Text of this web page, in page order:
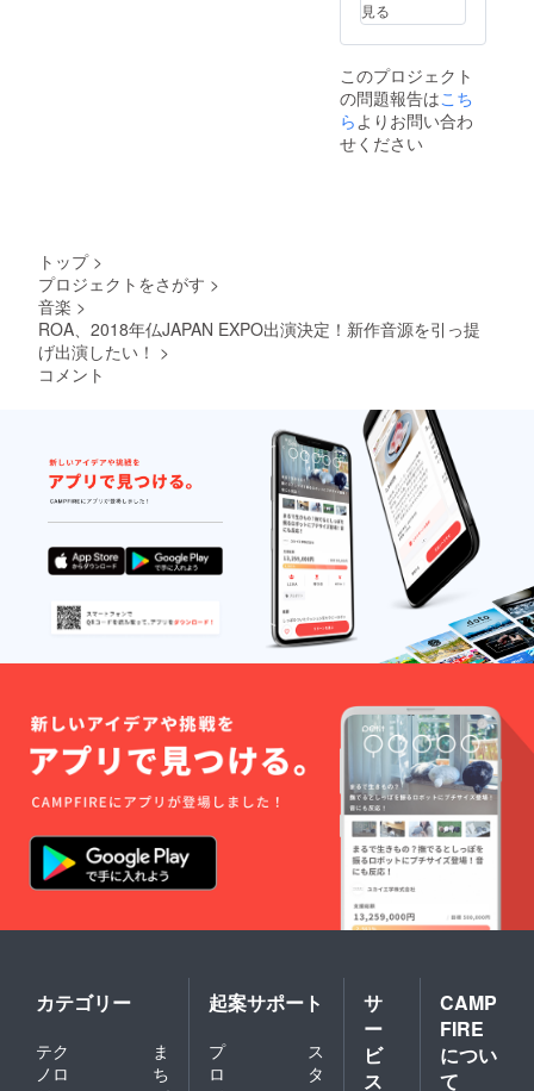
見る
このプロジェクト
の問題報告はこち
ら よりお問い合わ
せください
トップ >
プロジェクトをさがす >
音楽 >
ROA、2018年仏JAPAN EXPO出演決定！新作音源を引っ提
げ出演したい！ >
コメント
カテゴリー
テク
ノロ
ま
ち
起案サポート
プ
ロ
ス
タ
サ
ー
ビ
ス
CAMP
FIRE
につい
て